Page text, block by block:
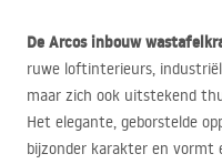
De Arcos inbouw
ruwe loftinterieurs,
maar zich ook uitstekend
Het elegante, geborstelde
bijzonder karakter en vormt